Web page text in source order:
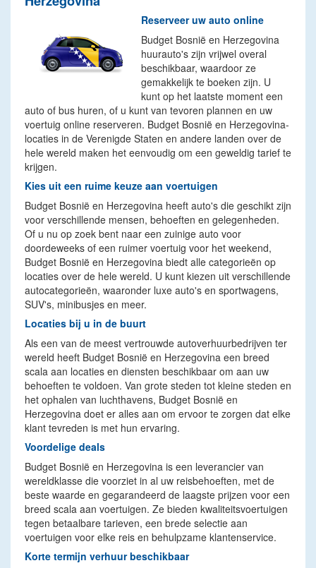
Reserveer uw auto online
Budget Bosnië en Herzegovina
huurauto's zijn vrijwel overal
beschikbaar, waardoor ze
gemakkelijk te boeken zijn. U
kunt op het laatste moment een
auto of bus huren, of u kunt van tevoren plannen en uw
voertuig online reserveren. Budget Bosnië en Herzegovina-
locaties in de Verenigde Staten en andere landen over de
hele wereld maken het eenvoudig om een geweldig tarief te
krijgen.
Kies uit een ruime keuze aan voertuigen
Budget Bosnië en Herzegovina heeft auto's die geschikt zijn
voor verschillende mensen, behoeften en gelegenheden.
Of u nu op zoek bent naar een zuinige auto voor
doordeweeks of een ruimer voertuig voor het weekend,
Budget Bosnië en Herzegovina biedt alle categorieën op
locaties over de hele wereld. U kunt kiezen uit verschillende
autocategorieën, waaronder luxe auto's en sportwagens,
SUV's, minibusjes en meer.
Locaties bij u in de buurt
Als een van de meest vertrouwde autoverhuurbedrijven ter
wereld heeft Budget Bosnië en Herzegovina een breed
scala aan locaties en diensten beschikbaar om aan uw
behoeften te voldoen. Van grote steden tot kleine steden en
het ophalen van luchthavens, Budget Bosnië en
Herzegovina doet er alles aan om ervoor te zorgen dat elke
klant tevreden is met hun ervaring.
Voordelige deals
Budget Bosnië en Herzegovina is een leverancier van
wereldklasse die voorziet in al uw reisbehoeften, met de
beste waarde en gegarandeerd de laagste prijzen voor een
breed scala aan voertuigen. Ze bieden kwaliteitsvoertuigen
tegen betaalbare tarieven, een brede selectie aan
voertuigen voor elke reis en behulpzame klantenservice.
Korte termijn verhuur beschikbaar